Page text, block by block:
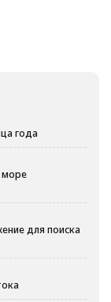
года
море
для поиска